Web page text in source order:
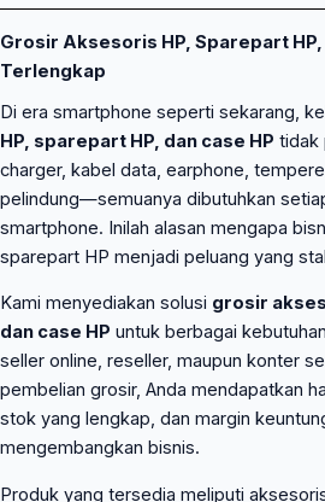
Grosir Aksesoris HP, Sparepart HP,
Terlengkap
Di era smartphone seperti sekarang,
HP, sparepart HP, dan case HP tidak
charger, kabel data, earphone,
pelindung—semuanya dibutuhkan
smartphone. Inilah alasan mengapa
sparepart HP menjadi peluang yang
Kami menyediakan solusi grosir
dan case HP untuk berbagai
seller online, reseller, maupun konter
pembelian grosir, Anda mendapatkan
stok yang lengkap, dan margin
mengembangkan bisnis.
Produk yang tersedia meliputi